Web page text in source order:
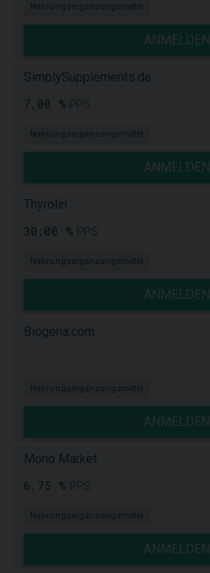
Nahrungsergänzungsmittel
ANMELDEN
SimplySupplements.de
7,00 %
Nahrungsergänzungsmittel
ANMELDEN
Thyrolin
30,00 %
Nahrungsergänzungsmittel
ANMELDEN
Biogena.com
Nahrungsergänzungsmittel
ANMELDEN
Mono Market
6,75 %
Nahrungsergänzungsmittel
ANMELDEN